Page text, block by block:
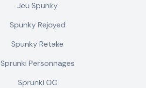
Jeu Spunky
Spunky Rejoyed
Spunky Retake
Sprunki Personnages
Sprunki OC